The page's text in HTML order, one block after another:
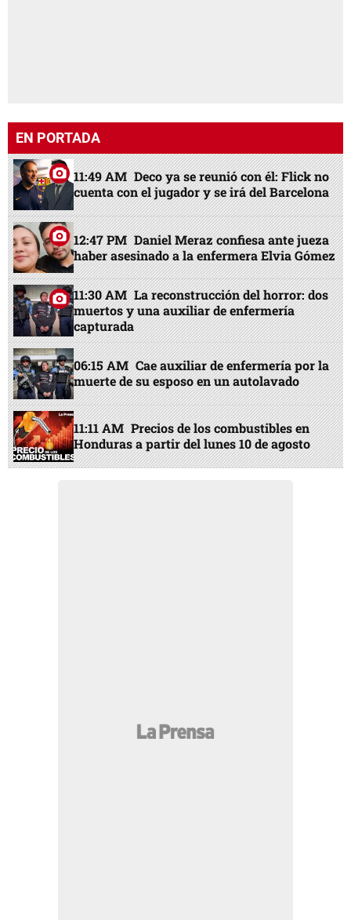
EN PORTADA
11:49 AM Deco ya se reunió con él: Flick no
cuenta con el jugador y se irá del Barcelona
12:47 PM Daniel Meraz confiesa ante jueza
haber asesinado a la enfermera Elvia Gómez
11:30 AM La reconstrucción del horror: dos
muertos y una auxiliar de enfermería
capturada
06:15 AM Cae auxiliar de enfermería por la
muerte de su esposo en un autolavado
11:11 AM Precios de los combustibles en
Honduras a partir del lunes 10 de agosto